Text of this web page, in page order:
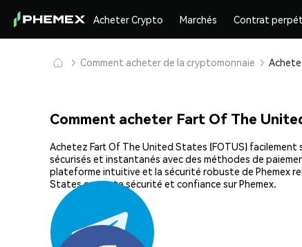
Acheter Crypto Marchés Contrat
Comment acheter de la cryptomonnaie
Comment acheter Fart Of The
Achetez Fart Of The United States (FOTUS)
sécurisés et instantanés avec des méthodes de
plateforme intuitive et la sécurité robuste de Phemex
States en toute sécurité et confiance sur Phemex.